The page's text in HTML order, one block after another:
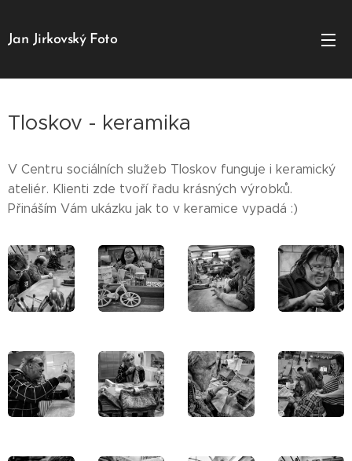
Jan Jirkovský Foto
Tloskov - keramika
V Centru sociálních služeb Tloskov funguje i keramický
ateliér. Klienti zde tvoří řadu krásných výrobků.
Přináším Vám ukázku jak to v keramice vypadá :)